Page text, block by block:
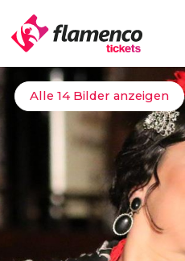
Alle 14 Bilder anzeigen